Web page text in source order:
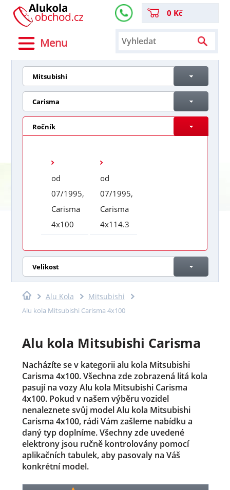
Menu
0 Kč
Mitsubishi
Carisma
Ročník
od
07/1995,
Carisma
4x100
od
07/1995,
Carisma
4x114.3
Velikost
Alu Kola Mitsubishi
Alu kola Mitsubishi Carisma 4x100
Alu kola Mitsubishi Carisma
Nacházíte se v kategorii alu kola Mitsubishi
Carisma 4x100. Všechna zde zobrazená litá kola
pasují na vozy Alu kola Mitsubishi Carisma
4x100. Pokud v našem výběru vozidel
nenaleznete svůj model Alu kola Mitsubishi
Carisma 4x100, rádi Vám zašleme nabídku a
daný typ doplníme. Všechny zde uvedené
elektrony jsou ručně kontrolovány pomocí
aplikačních tabulek, aby pasovaly na Váš
konkrétní model.